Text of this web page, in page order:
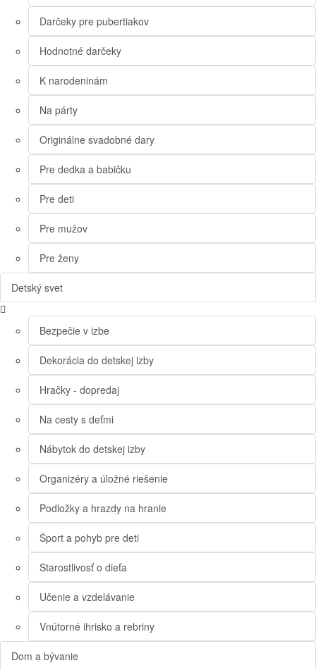
Darčeky pre pubertiakov
Hodnotné darčeky
K narodeninám
Na párty
Originálne svadobné dary
Pre dedka a babičku
Pre deti
Pre mužov
Pre ženy
Detský svet
Bezpečie v izbe
Dekorácia do detskej izby
Hračky - dopredaj
Na cesty s deťmi
Nábytok do detskej izby
Organizéry a úložné riešenie
Podložky a hrazdy na hranie
Šport a pohyb pre deti
Starostlivosť o dieťa
Učenie a vzdelávanie
Vnútorné ihrisko a rebriny
Dom a bývanie